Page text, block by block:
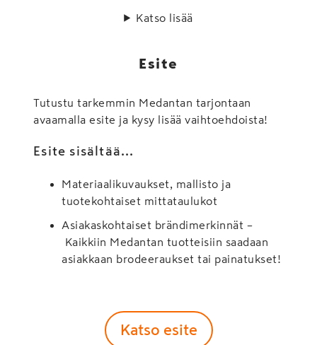
Katso lisää
Esite
Tutustu tarkemmin Medantan tarjontaan
avaamalla esite ja kysy lisää vaihtoehdoista!
Esite sisältää...
Materiaalikuvaukset, mallisto ja
tuotekohtaiset mittataulukot
Asiakaskohtaiset brändimerkinnät –
Kaikkiin Medantan tuotteisiin saadaan
asiakkaan brodeeraukset tai painatukset!
Katso esite